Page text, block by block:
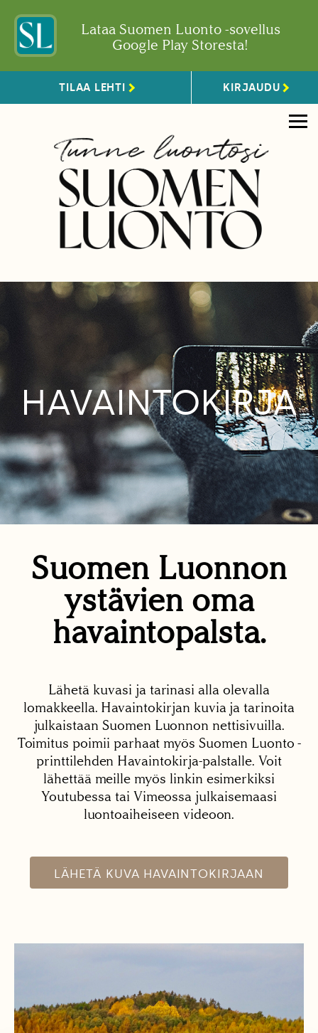
Lataa Suomen Luonto -sovellus
Google Play Storesta!
TILAA LEHTI KIRJAUDU
HAVAINTOKIRJA
Suomen Luonnon
ystävien oma
havaintopalsta.
Lähetä kuvasi ja tarinasi alla olevalla
lomakkeella. Havaintokirjan kuvia ja tarinoita
julkaistaan Suomen Luonnon nettisivuilla.
Toimitus poimii parhaat myös Suomen Luonto -
printtilehden Havaintokirja-palstalle. Voit
lähettää meille myös linkin esimerkiksi
Youtubessa tai Vimeossa julkaisemaasi
luontoaiheiseen videoon.
LÄHETÄ KUVA HAVAINTOKIRJAAN